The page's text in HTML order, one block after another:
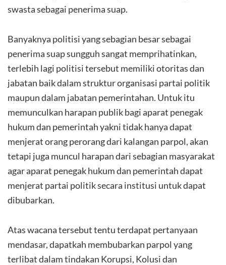
swasta sebagai penerima suap.
Banyaknya politisi yang sebagian besar sebagai
penerima suap sungguh sangat memprihatinkan,
terlebih lagi politisi tersebut memiliki otoritas dan
jabatan baik dalam struktur organisasi partai politik
maupun dalam jabatan pemerintahan. Untuk itu
memunculkan harapan publik bagi aparat penegak
hukum dan pemerintah yakni tidak hanya dapat
menjerat orang perorang dari kalangan parpol, akan
tetapi juga muncul harapan dari sebagian masyarakat
agar aparat penegak hukum dan pemerintah dapat
menjerat partai politik secara institusi untuk dapat
dibubarkan.
Atas wacana tersebut tentu terdapat pertanyaan
mendasar, dapatkah membubarkan parpol yang
terlibat dalam tindakan Korupsi, Kolusi dan